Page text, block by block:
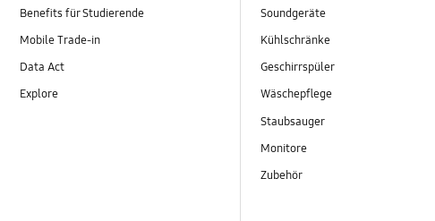
Benefits für Studierende
Mobile Trade-in
Data Act
Explore
Soundgeräte
Kühlschränke
Geschirrspüler
Wäschepflege
Staubsauger
Monitore
Zubehör